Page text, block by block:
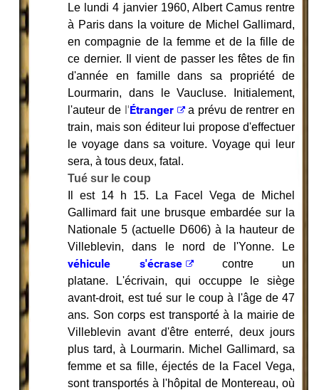
Le lundi 4 janvier 1960, Albert Camus rentre
à Paris dans la voiture de Michel Gallimard,
en compagnie de la femme et de la fille de
ce dernier. Il vient de passer les fêtes de fin
d'année en famille dans sa propriété de
Lourmarin, dans le Vaucluse. Initialement,
l'auteur del'Étranger
a prévu de rentrer en
train, mais son éditeur lui propose d'effectuer
le voyage dans sa voiture. Voyage qui leur
sera, à tous deux, fatal.
Tué sur le coup
Il est 14 h 15. La Facel Vega de Michel
Gallimard fait une brusque embardée sur la
Nationale 5 (actuelle D606) à la hauteur de
Villeblevin, dans le nord de l'Yonne. Le
véhicule s'écrase
contre un
platane. L'écrivain, qui occuppe le siège
avant-droit, est tué sur le coup à l'âge de 47
ans. Son corps est transporté à la mairie de
Villeblevin avant d'être enterré, deux jours
plus tard, à Lourmarin. Michel Gallimard, sa
femme et sa fille, éjectés de la Facel Vega,
sont transportés à l'hôpital de Montereau, où